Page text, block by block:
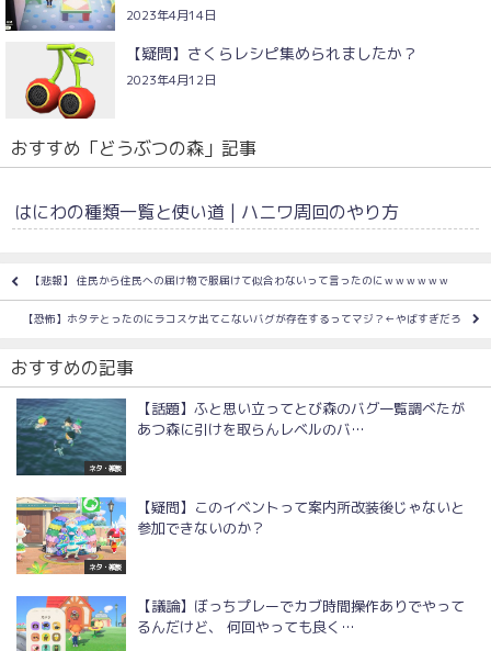
2023年4月14日
【疑問】さくらレシピ集められましたか？
2023年4月12日
おすすめ「どうぶつの森」記事
はにわの種類一覧と使い道 | ハニワ周回のやり方
【悲報】 住民から住民への届け物で服届けて似合わないって言ったのにｗｗｗｗｗｗ
【恐怖】ホタテとったのにラコスケ出てこないバグが存在するってマジ？←やばすぎだろ
おすすめの記事
ネタ・雑談
【話題】ふと思い立ってとび森のバグ一覧調べたが
あつ森に引けを取らんレベルのバ…
ネタ・雑談
【疑問】このイベントって案内所改装後じゃないと
参加できないのか？
【議論】ぼっちプレーでカブ時間操作ありでやって
るんだけど、 何回やっても良く…